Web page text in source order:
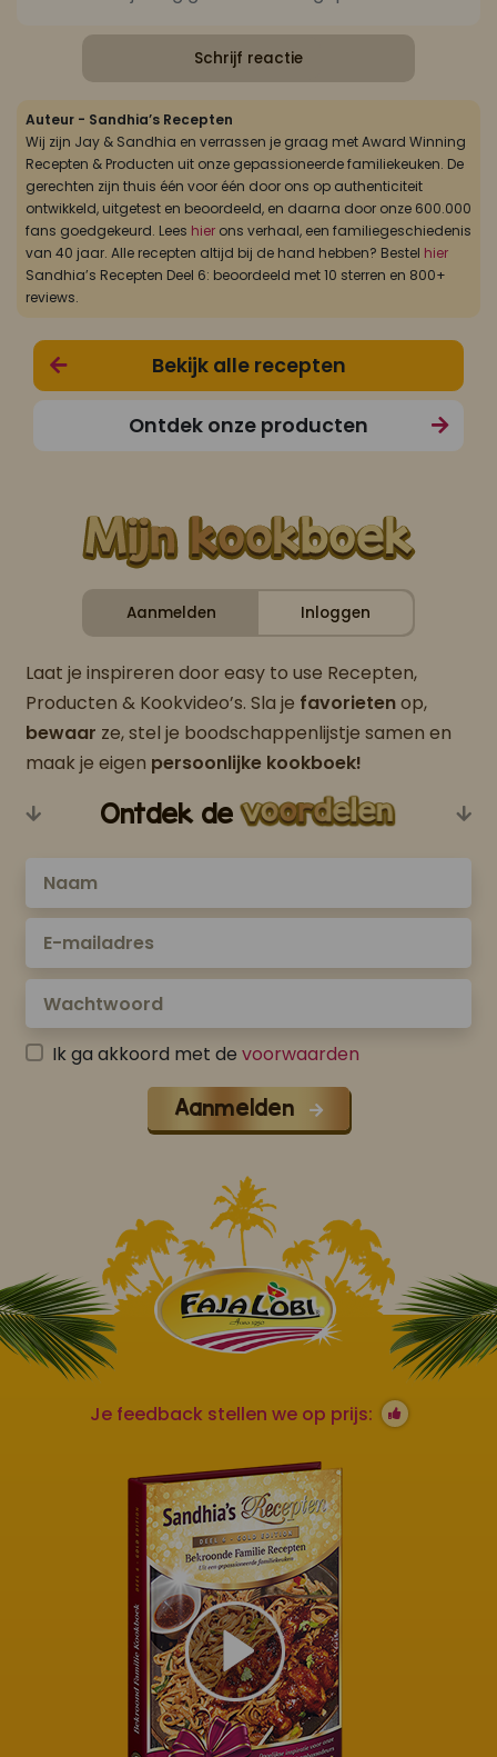
Schrijf reactie
Auteur - Sandhia’s Recepten
Wij zijn Jay & Sandhia en verrassen je graag met Award Winning
Recepten & Producten uit onze gepassioneerde familiekeuken. De
gerechten zijn thuis één voor één door ons op authenticiteit
ontwikkeld, uitgetest en beoordeeld, en daarna door onze 600.000
fans goedgekeurd. Lees hier ons verhaal, een familiegeschiedenis
van 40 jaar. Alle recepten altijd bij de hand hebben? Bestel hier
Sandhia’s Recepten Deel 6: beoordeeld met 10 sterren en 800+
reviews.
Bekijk alle recepten
Ontdek onze producten
Aanmelden Inloggen
Laat je inspireren door easy to use Recepten,
Producten & Kookvideo’s. Sla je favorietenop,
bewaar ze, stel je boodschappenlijstje samen en
maak je eigen persoonlijke kookboek!
Ontdek de
Ik ga akkoord met de voorwaarden
Aanmelden
Je feedback stellen we op prijs: